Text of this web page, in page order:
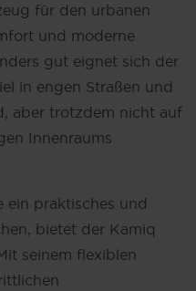
für den urbanen
und moderne
gut eignet sich der
in engen Straßen und
aber trotzdem nicht auf
Innenraums
ein praktisches und
bietet der Kamiq
seinem flexiblen